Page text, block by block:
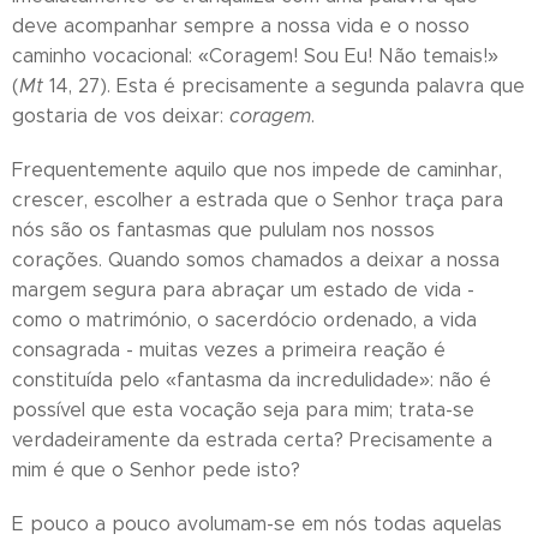
deve acompanhar sempre a nossa vida e o nosso
caminho vocacional: «Coragem! Sou Eu! Não temais!»
(Mt 14, 27). Esta é precisamente a segunda palavra que
gostaria de vos deixar: coragem.
Frequentemente aquilo que nos impede de caminhar,
crescer, escolher a estrada que o Senhor traça para
nós são os fantasmas que pululam nos nossos
corações. Quando somos chamados a deixar a nossa
margem segura para abraçar um estado de vida -
como o matrimónio, o sacerdócio ordenado, a vida
consagrada - muitas vezes a primeira reação é
constituída pelo «fantasma da incredulidade»: não é
possível que esta vocação seja para mim; trata-se
verdadeiramente da estrada certa? Precisamente a
mim é que o Senhor pede isto?
E pouco a pouco avolumam-se em nós todas aquelas